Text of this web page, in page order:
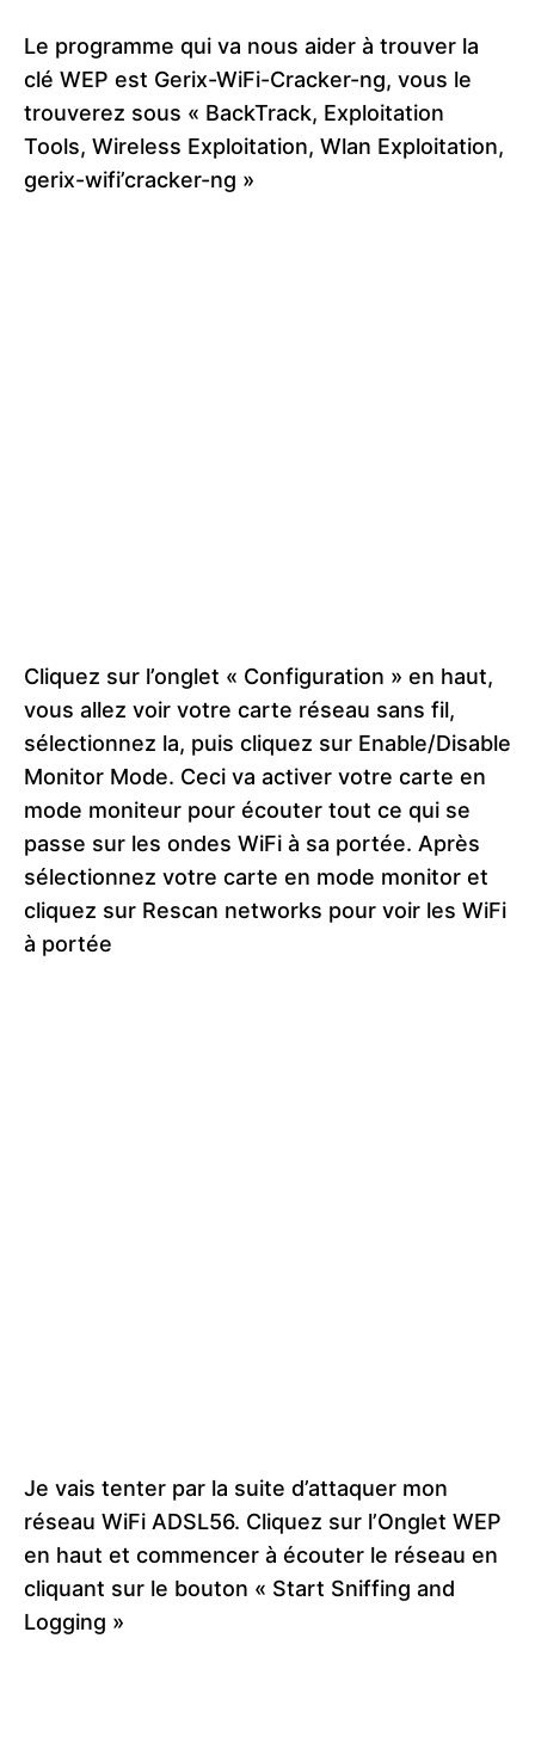
Le programme qui va nous aider à trouver la
clé WEP est Gerix-WiFi-Cracker-ng, vous le
trouverez sous « BackTrack, Exploitation
Tools, Wireless Exploitation, Wlan Exploitation,
gerix-wifi’cracker-ng »
Cliquez sur l’onglet « Configuration » en haut,
vous allez voir votre carte réseau sans fil,
sélectionnez la, puis cliquez sur Enable/Disable
Monitor Mode. Ceci va activer votre carte en
mode moniteur pour écouter tout ce qui se
passe sur les ondes WiFi à sa portée. Après
sélectionnez votre carte en mode monitor et
cliquez sur Rescan networks pour voir les WiFi
à portée
Je vais tenter par la suite d’attaquer mon
réseau WiFi ADSL56. Cliquez sur l’Onglet WEP
en haut et commencer à écouter le réseau en
cliquant sur le bouton « Start Sniffing and
Logging »